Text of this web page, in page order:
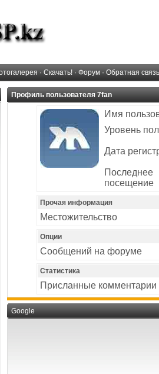
· Скачать! · Форум · Обратная связь
Профиль пользователя 7fan
Имя
Уровень
Дата
Последнее
посещение
Прочая информация
Местожительство
Опции
Сообщений на форуме
Статистика
Присланные комментарии
Google